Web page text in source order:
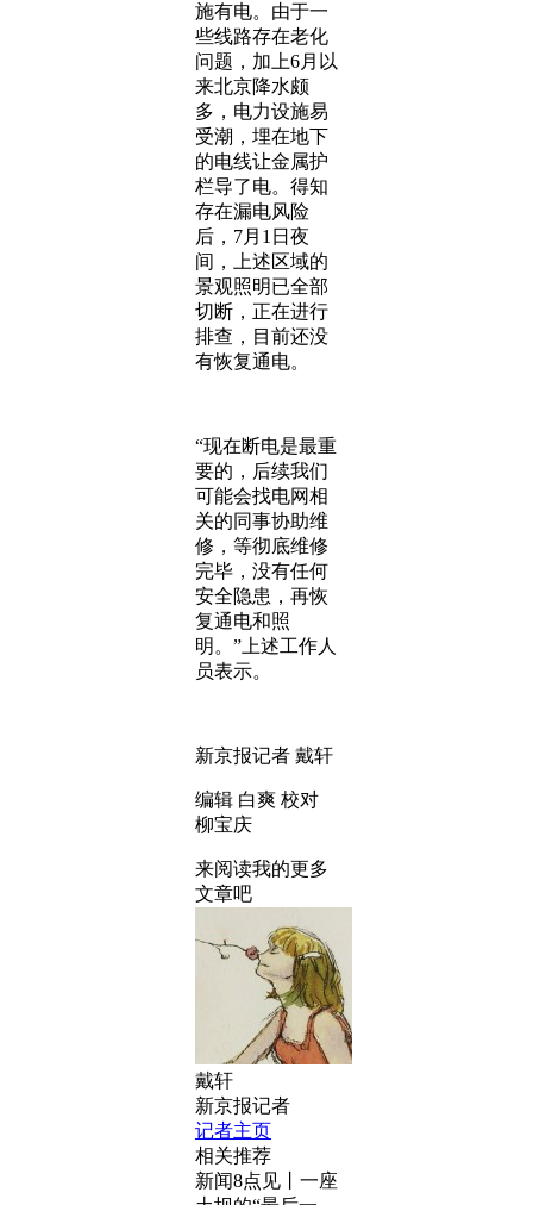
施有电。由于一
些线路存在老化
问题，加上6月以
来北京降水颇
多，电力设施易
受潮，埋在地下
的电线让金属护
栏导了电。得知
存在漏电风险
后，7月1日夜
间，上述区域的
景观照明已全部
切断，正在进行
排查，目前还没
有恢复通电。
“现在断电是最重
要的，后续我们
可能会找电网相
关的同事协助维
修，等彻底维修
完毕，没有任何
安全隐患，再恢
复通电和照
明。”上述工作人
员表示。
新京报记者 戴轩
编辑 白爽 校对
柳宝庆
来阅读我的更多
文章吧
戴轩
新京报记者
记者主页
相关推荐
新闻8点见丨一座